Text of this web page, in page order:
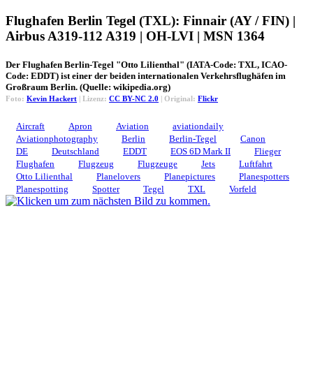
Flughafen Berlin Tegel (TXL): Finnair (AY / FIN) |
Airbus A319-112 A319 | OH-LVI | MSN 1364
Der Flughafen Berlin-Tegel "Otto Lilienthal" (IATA-Code: TXL, ICAO-
Code: EDDT) ist einer der beiden internationalen Verkehrsflughäfen im
Großraum Berlin. (Quelle: wikipedia.org)
Foto: Kevin Hackert | Lizenz: CC BY-NC 2.0 | Original: Flickr
Aircraft Apron Aviation
aviationdaily
Aviationphotography
Berlin Berlin-Tegel
Canon
DE
Deutschland EDDT EOS 6D Mark II
Flieger
Flughafen
Flugzeug Flugzeuge Jets
Luftfahrt
Otto Lilienthal
Planelovers Planepictures
Planespotters
Planespotting
Spotter Tegel TXL Vorfeld